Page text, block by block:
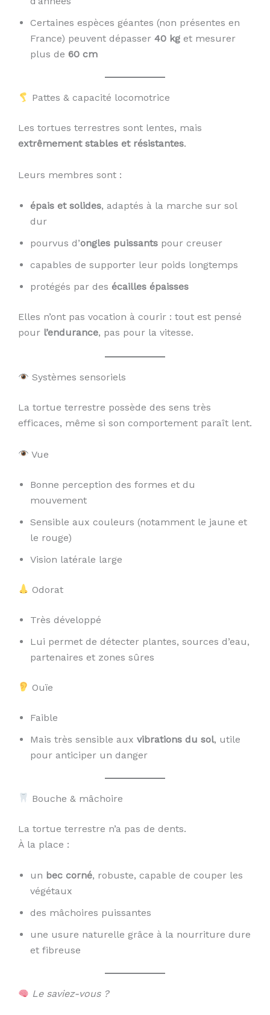
Certaines espèces géantes (non présentes en
France) peuvent dépasser 40 kg et mesurer
plus de 60 cm
Pattes & capacité locomotrice
Les tortues terrestres sont lentes, mais
extrêmement stables et résistantes.
Leurs membres sont :
épais et solides, adaptés à la marche sur sol
dur
pourvus d’ongles puissants pour creuser
capables de supporter leur poids longtemps
protégés par des écailles épaisses
Elles n’ont pas vocation à courir : tout est pensé
pour l’endurance, pas pour la vitesse.
Systèmes sensoriels
La tortue terrestre possède des sens très
efficaces, même si son comportement paraît lent.
Vue
Bonne perception des formes et du
mouvement
Sensible aux couleurs (notamment le jaune et
le rouge)
Vision latérale large
Odorat
Très développé
Lui permet de détecter plantes, sources d’eau,
partenaires et zones sûres
Ouïe
Faible
Mais très sensible aux vibrations du sol, utile
pour anticiper un danger
Bouche & mâchoire
La tortue terrestre n’a pas de dents.
À la place :
un bec corné, robuste, capable de couper les
végétaux
des mâchoires puissantes
une usure naturelle grâce à la nourriture dure
et fibreuse
Le saviez-vous ?